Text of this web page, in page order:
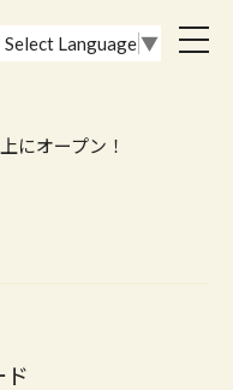
Select Language ▼
にオープン！
ド